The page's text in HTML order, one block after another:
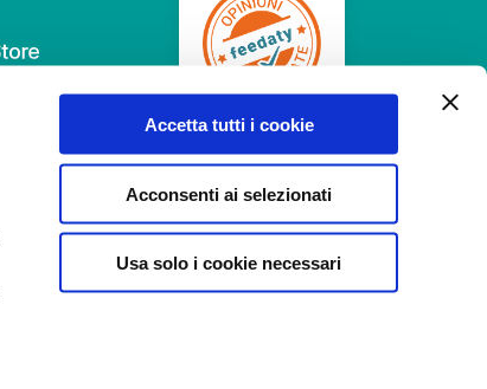
Accetta tutti i cookie
Acconsenti ai selezionati
Usa solo i cookie necessari
Feedaty 4.7 /
feedbacks